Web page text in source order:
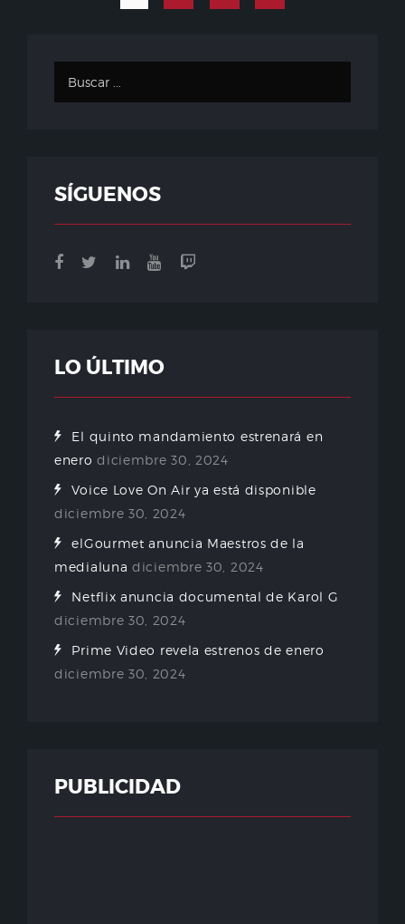
SÍGUENOS
LO ÚLTIMO
El quinto mandamiento estrenará en
enero diciembre 30, 2024
Voice Love On Air ya está disponible
diciembre 30, 2024
elGourmet anuncia Maestros de la
medialuna diciembre 30, 2024
Netflix anuncia documental de Karol G
diciembre 30, 2024
Prime Video revela estrenos de enero
diciembre 30, 2024
PUBLICIDAD